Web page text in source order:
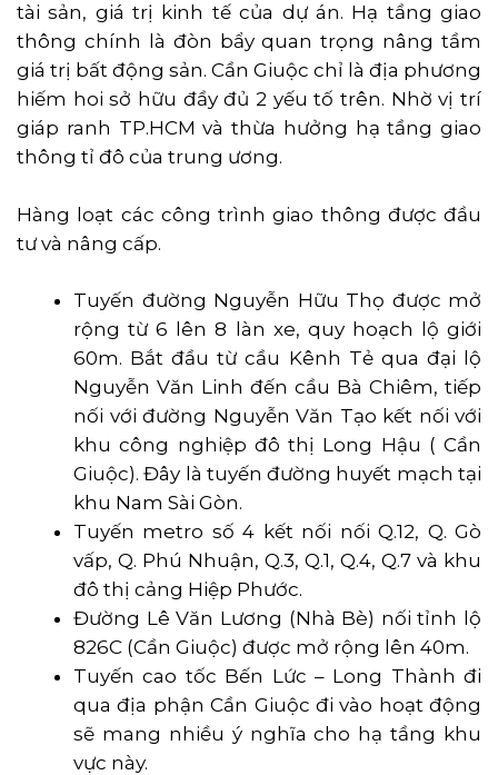
tài sản, giá trị kinh tế của dự án. Hạ tầng giao
thông chính là đòn bẩy quan trọng nâng tầm
giá trị bất động sản. Cần Giuộc chỉ là địa phương
hiếm hoi sở hữu đầy đủ 2 yếu tố trên. Nhờ vị trí
giáp ranh TP.HCM và thừa hưởng hạ tầng giao
thông tỉ đô của trung ương.
Hàng loạt các công trình giao thông được đầu
tư và nâng cấp.
Tuyến đường Nguyễn Hữu Thọ được mở
rộng từ 6 lên 8 làn xe, quy hoạch lộ giới
60m. Bắt đầu từ cầu Kênh Tẻ qua đại lộ
Nguyễn Văn Linh đến cầu Bà Chiêm, tiếp
nối với đường Nguyễn Văn Tạo kết nối với
khu công nghiệp đô thị Long Hậu ( Cần
Giuộc). Đây là tuyến đường huyết mạch tại
khu Nam Sài Gòn.
Tuyến metro số 4 kết nối nối Q.12, Q. Gò
vấp, Q. Phú Nhuận, Q.3, Q.1, Q.4, Q.7 và khu
đô thị cảng Hiệp Phước.
Đường Lê Văn Lương (Nhà Bè) nối tỉnh lộ
826C (Cần Giuộc) được mở rộng lên 40m.
Tuyến cao tốc Bến Lức – Long Thành đi
qua địa phận Cần Giuộc đi vào hoạt động
sẽ mang nhiều ý nghĩa cho hạ tầng khu
vực này.